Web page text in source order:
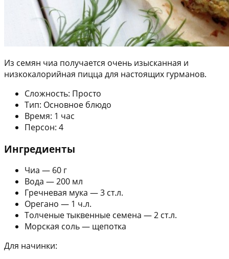
Из семян чиа получается очень изысканная и
низкокалорийная пицца для настоящих гурманов.
Сложность: Просто
Тип: Основное блюдо
Время: 1 час
Персон: 4
Ингредиенты
Чиа — 60 г
Вода — 200 мл
Гречневая мука — 3 ст.л.
Орегано — 1 ч.л.
Толченые тыквенные семена — 2 ст.л.
Морская соль — щепотка
Для начинки: